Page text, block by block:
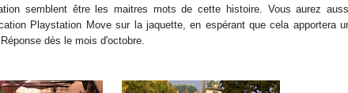
semblent être les maitres mots de cette histoire. Vous aurez
Playstation Move sur la jaquette, en espérant que cela apportera
dès le mois d'octobre.